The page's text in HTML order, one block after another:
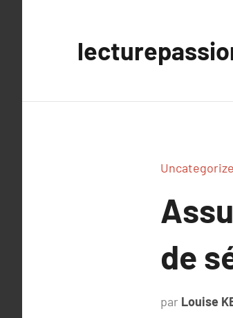
de
par Louise